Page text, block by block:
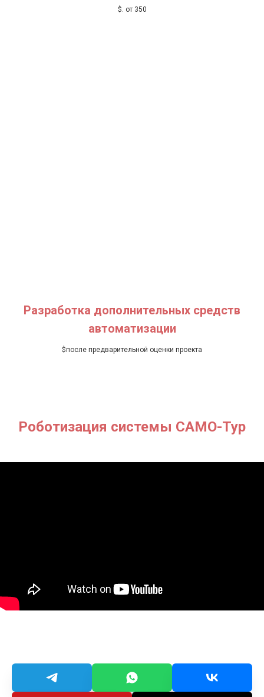
$. от 350
Разработка дополнительных средств
автоматизации
$после предварительной оценки проекта
Роботизация системы САМО-Тур